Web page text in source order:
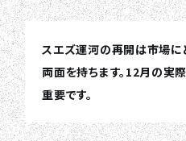
スエズ運河の再開は市場に
両面を持ちます。12月の実
重要です。